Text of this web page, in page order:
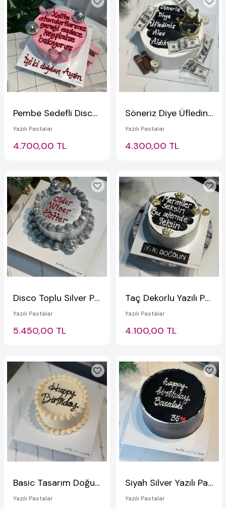
Pembe Sedefli Disco Toplu Pasta
Yazılı Pastalar
4.700,00 TL
Söneriz Diye Üflediniz Alev Aldık Yazılı Taçlı Pasta
Yazılı Pastalar
4.300,00 TL
Disco Toplu Silver Pasta
Yazılı Pastalar
5.450,00 TL
Taç Dekorlu Yazılı Pasta
Yazılı Pastalar
4.100,00 TL
Basic Tasarım Doğum Günü Pastası
Yazılı Pastalar
Siyah Silver Yazılı Pasta
Yazılı Pastalar